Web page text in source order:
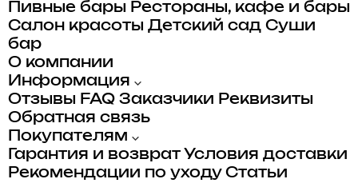
Пивные бары Рестораны, кафе и бары
Салон красоты Детский сад Суши
бар
О компании
Информация
Отзывы FAQ Заказчики Реквизиты
Обратная связь
Покупателям
Гарантия и возврат Условия доставки
Рекомендации по уходу Статьи